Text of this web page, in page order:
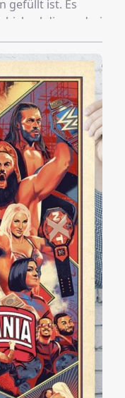
gefüllt ist. Es
dieser drei
zu überleben.